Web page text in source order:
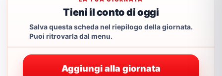
Tieni il conto di oggi
Salva questa scheda nel riepilogo della giornata.
Puoi ritrovarla dal menu.
Aggiungi alla giornata